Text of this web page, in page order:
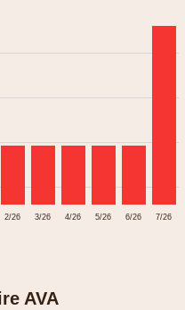
2/26 3/26 4/26 5/26 6/26 7/26
AVA